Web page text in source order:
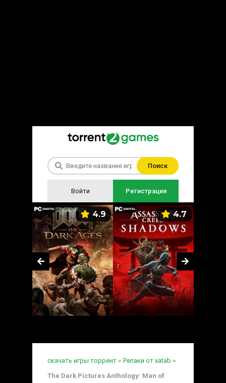
Поиск
Войти Регистрация
4.9 4.7
скачать игры торрент » Репаки от xatab »
The Dark Pictures Anthology: Man of